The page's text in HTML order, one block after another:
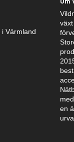
Värmland
en